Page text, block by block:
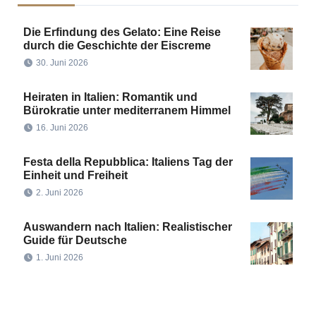
Die Erfindung des Gelato: Eine Reise
durch die Geschichte der Eiscreme
30. Juni 2026
Heiraten in Italien: Romantik und
Bürokratie unter mediterranem Himmel
16. Juni 2026
Festa della Repubblica: Italiens Tag der
Einheit und Freiheit
2. Juni 2026
Auswandern nach Italien: Realistischer
Guide für Deutsche
1. Juni 2026